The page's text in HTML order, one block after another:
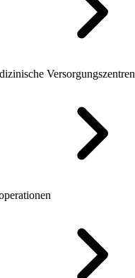
Versorgungszentren